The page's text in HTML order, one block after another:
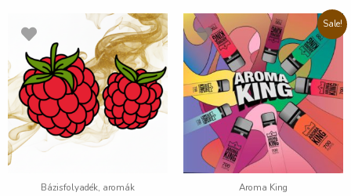
Bázisfolyadék, aromák
Sale!
Aroma King